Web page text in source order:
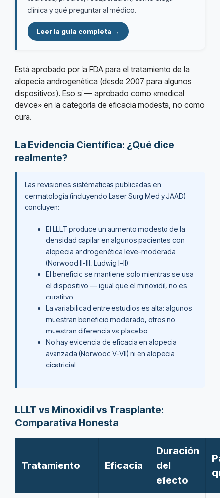
clínica y qué preguntar al médico.
Leer la guía completa →
Está aprobado por la FDA para el tratamiento de la
alopecia androgenética (desde 2007 para algunos
dispositivos). Eso sí — aprobado como «medical
device» en la categoría de eficacia modesta, no como
cura.
La Evidencia Científica: ¿Qué dice
realmente?
Las revisiones sistématicas publicadas en
dermatología (incluyendo Laser Surg Med y JAAD)
concluyen:
El LLLT produce un aumento modesto de la
densidad capilar en algunos pacientes con
alopecia androgenética leve-moderada
(Norwood II-III, Ludwig I-II)
El beneficio se mantiene solo mientras se usa
el dispositivo — igual que el minoxidil, no es
curatitvo
La variabilidad entre estudios es alta: algunos
muestran beneficio moderado, otros no
muestran diferencia vs placebo
No hay evidencia de eficacia en alopecia
avanzada (Norwood V-VII) ni en alopecia
cicatricial
LLLT vs Minoxidil vs Trasplante:
Comparativa Honesta
Tratamiento Eficacia
Duración
del
efecto